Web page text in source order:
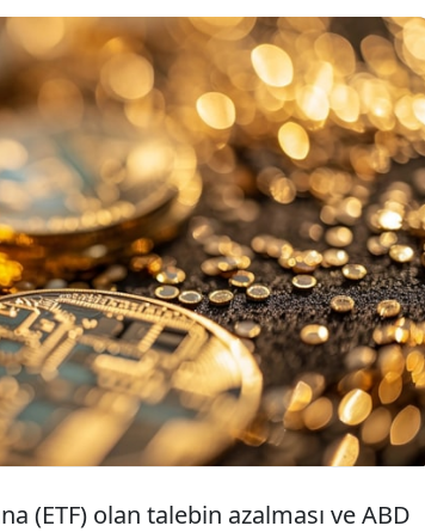
Merkez Bankası'nın (Fed) faiz indireceğine
gerilemesi ve borsa yatırım fonlarına
soğuması nedeniyle sert değer kaybetti.
(ETF) olan talebin azalması ve ABD